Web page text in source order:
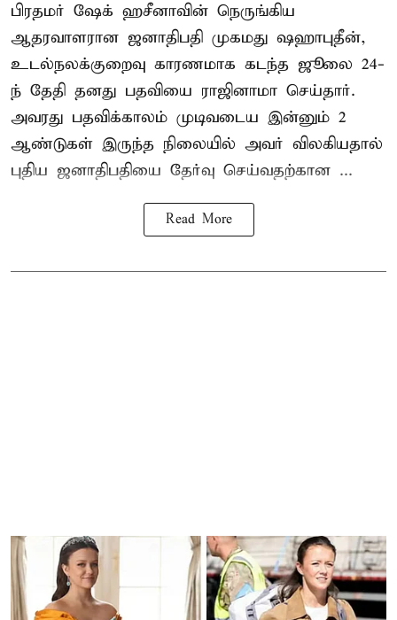
பிரதமர் ஷேக் ஹசீனாவின் நெருங்கிய
ஆதரவாளரான ஜனாதிபதி முகமது ஷஹாபுதீன்,
உடல்நலக்குறைவு காரணமாக கடந்த ஜூலை 24-
ந் தேதி தனது பதவியை ராஜினாமா செய்தார்.
அவரது பதவிக்காலம் முடிவடைய இன்னும் 2
ஆண்டுகள் இருந்த நிலையில் அவர் விலகியதால்
புதிய ஜனாதிபதியை தேர்வு செய்வதற்கான ...
Read More